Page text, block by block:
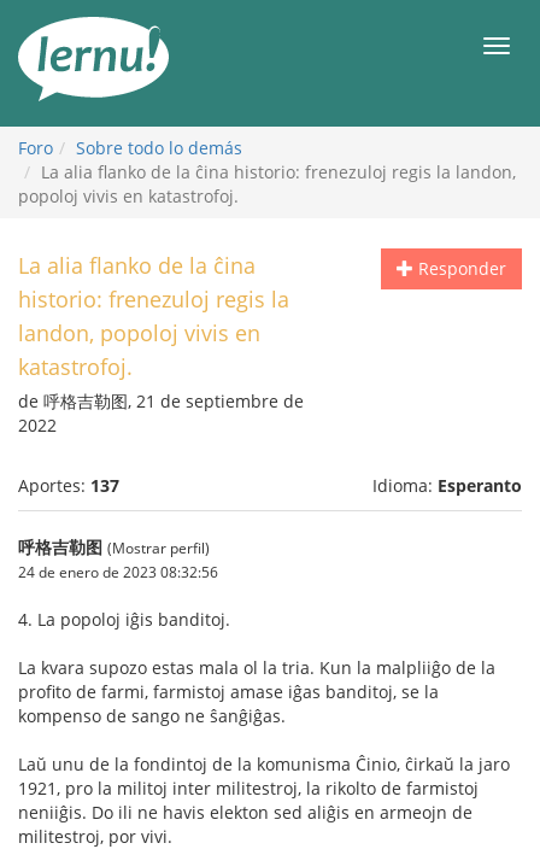
Foro
Sobre todo lo demás
La alia flanko de la ĉina historio: frenezuloj regis la landon,
popoloj vivis en katastrofoj.
Responder
La alia flanko de la ĉina
historio: frenezuloj regis la
landon, popoloj vivis en
katastrofoj.
de 呼格吉勒图, 21 de septiembre de
2022
Aportes: 137 Idioma: Esperanto
呼格吉勒图 (Mostrar perfil)
24 de enero de 2023 08:32:56
4. La popoloj iĝis banditoj.
La kvara supozo estas mala ol la tria. Kun la malpliiĝo de la
profito de farmi, farmistoj amase iĝas banditoj, se la
kompenso de sango ne ŝanĝiĝas.
Laŭ unu de la fondintoj de la komunisma Ĉinio, ĉirkaŭ la jaro
1921, pro la militoj inter militestroj, la rikolto de farmistoj
neniiĝis. Do ili ne havis elekton sed aliĝis en armeojn de
militestroj, por vivi.